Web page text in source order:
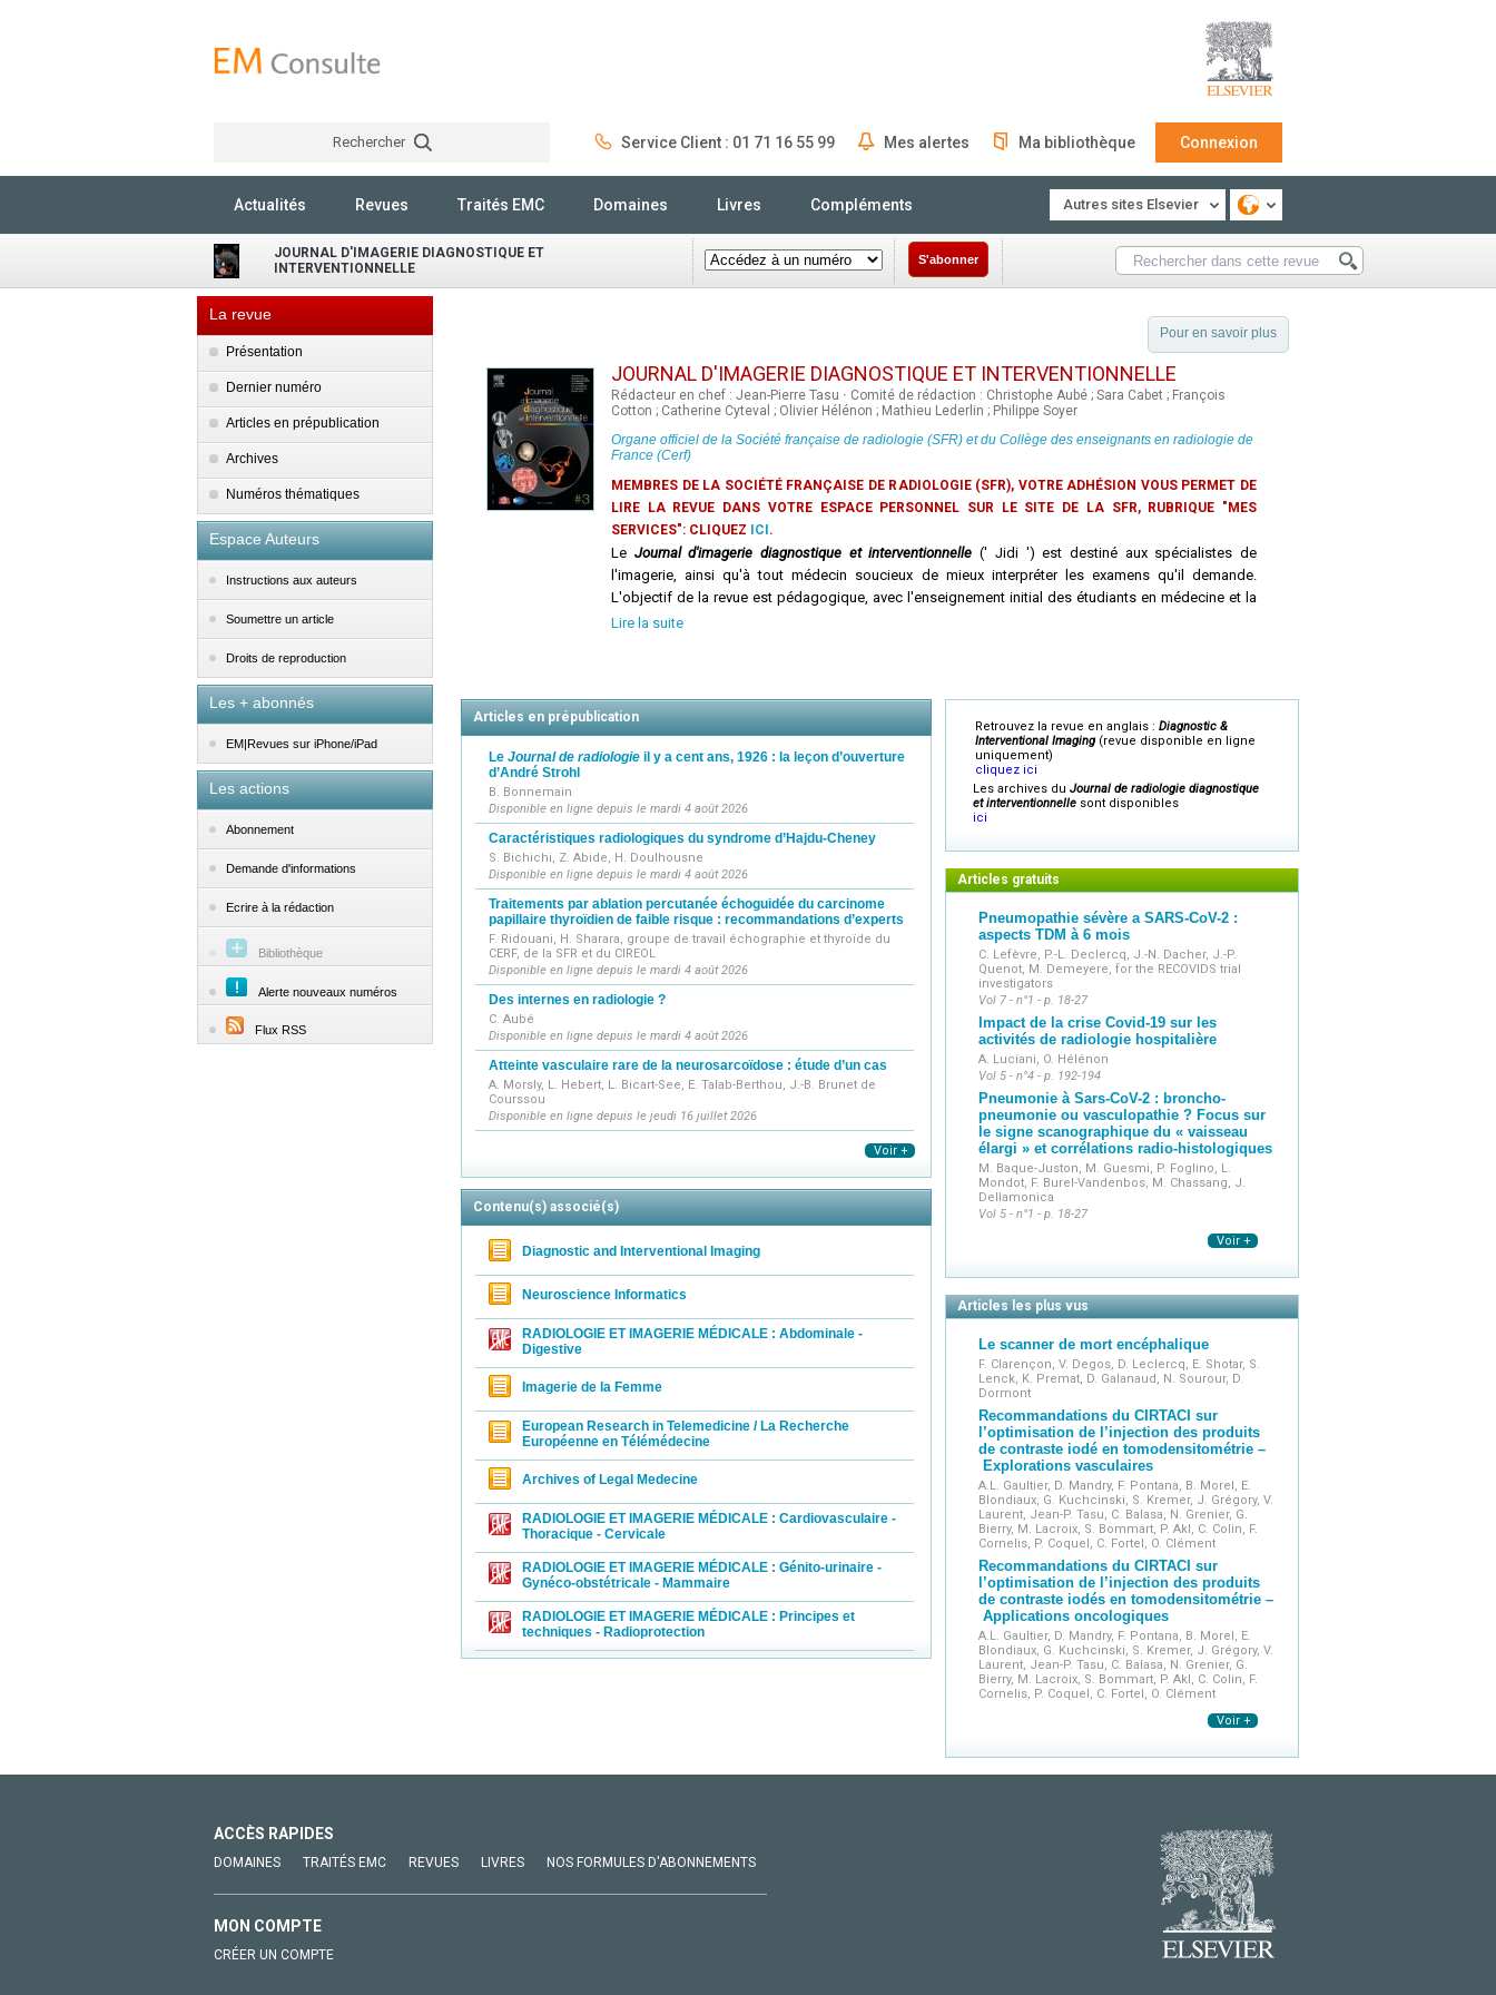
Rechercher Service Client : 01 71 16 55 99 Mes alertes Ma bibliothèque Connexion
Actualités Revues Traités EMC Domaines Livres Compléments Autres sites Elsevier
JOURNAL D'IMAGERIE DIAGNOSTIQUE ET
INTERVENTIONNELLE
S'abonner
La revue
Présentation
Dernier numéro
Articles en prépublication
Archives
Numéros thématiques
Espace Auteurs
Instructions aux auteurs
Soumettre un article
Droits de reproduction
Les + abonnés
EM|Revues sur iPhone/iPad
Les actions
Abonnement
Demande d'informations
Ecrire à la rédaction
Bibliothèque
Alerte nouveaux numéros
Flux RSS
Pour en savoir plus
JOURNAL D'IMAGERIE DIAGNOSTIQUE ET INTERVENTIONNELLE
Rédacteur en chef : Jean-Pierre Tasu · Comité de rédaction : Christophe Aubé ; Sara Cabet ; François
Cotton ; Catherine Cyteval ; Olivier Hélénon ; Mathieu Lederlin ; Philippe Soyer
Organe officiel de la Société française de radiologie (SFR) et du Collège des enseignants en radiologie de
France (Cerf)
MEMBRES DE LA SOCIÉTÉ FRANÇAISE DE RADIOLOGIE (SFR), VOTRE ADHÉSION VOUS PERMET DE
LIRE LA REVUE DANS VOTRE ESPACE PERSONNEL SUR LE SITE DE LA SFR, RUBRIQUE "MES
SERVICES": CLIQUEZ
ICI .
Le Journal d'imagerie diagnostique et interventionnelle (' Jidi ') est destiné aux spécialistes de
l'imagerie, ainsi qu'à tout médecin soucieux de mieux interpréter les examens qu'il demande.
L'objectif de la revue est pédagogique, avec l'enseignement initial des étudiants en médecine et la
formation continue dans le cadre de l'enseignement postuniversitaire. Les articles concernent tous
LeJournal d'imagerie diagnostique et interventionnelle
court, allant de points techniques ou sémiologiques à des sujets sur la vie professionnelle, mais
aussi des revues exhaustives sur un sujet particulier.
Lire la suite
Articles en prépublication
Le Journal de radiologie il y a cent ans, 1926 : la leçon d’ouverture
d’André Strohl
B. Bonnemain
Disponible en ligne depuis le mardi 4 août 2026
Caractéristiques radiologiques du syndrome d’Hajdu-Cheney
S. Bichichi, Z. Abide, H. Doulhousne
Disponible en ligne depuis le mardi 4 août 2026
Traitements par ablation percutanée échoguidée du carcinome
papillaire thyroïdien de faible risque : recommandations d’experts
F. Ridouani, H. Sharara, groupe de travail échographie et thyroïde du
CERF, de la SFR et du CIREOL
Disponible en ligne depuis le mardi 4 août 2026
Des internes en radiologie ?
C. Aubé
Disponible en ligne depuis le mardi 4 août 2026
Atteinte vasculaire rare de la neurosarcoïdose : étude d’un cas
A. Morsly, L. Hebert, L. Bicart-See, E. Talab-Berthou, J.-B. Brunet de
Courssou
Disponible en ligne depuis le jeudi 16 juillet 2026
Voir +
Contenu(s) associé(s)
Diagnostic and Interventional Imaging
Neuroscience Informatics
RADIOLOGIE ET IMAGERIE MÉDICALE : Abdominale -
Digestive
Imagerie de la Femme
European Research in Telemedicine / La Recherche
Européenne en Télémédecine
Archives of Legal Medecine
RADIOLOGIE ET IMAGERIE MÉDICALE : Cardiovasculaire -
Thoracique - Cervicale
RADIOLOGIE ET IMAGERIE MÉDICALE : Génito-urinaire -
Gynéco-obstétricale - Mammaire
RADIOLOGIE ET IMAGERIE MÉDICALE : Principes et
techniques - Radioprotection
Retrouvez la revue en anglais : Diagnostic &
Interventional Imaging (revue disponible en ligne
uniquement)
cliquez ici
Les archives du Journal de radiologie diagnostique
et interventionnelle sont disponibles
ici
Articles gratuits
Pneumopathie sévère a SARS-CoV-2 :
aspects TDM à 6 mois
C. Lefèvre, P.-L. Declercq, J.-N. Dacher, J.-P.
Quenot, M. Demeyere, for the RECOVIDS trial
investigators
Vol 7 - n°1 - p. 18-27
Impact de la crise Covid-19 sur les
activités de radiologie hospitalière
A. Luciani, O. Hélénon
Vol 5 - n°4 - p. 192-194
Pneumonie à Sars-CoV-2 : broncho-
pneumonie ou vasculopathie ? Focus sur
le signe scanographique du « vaisseau
élargi » et corrélations radio-histologiques
M. Baque-Juston, M. Guesmi, P. Foglino, L.
Mondot, F. Burel-Vandenbos, M. Chassang, J.
Dellamonica
Vol 5 - n°1 - p. 18-27
Voir +
Articles les plus vus
Le scanner de mort encéphalique
F. Clarençon, V. Degos, D. Leclercq, E. Shotar, S.
Lenck, K. Premat, D. Galanaud, N. Sourour, D.
Dormont
Recommandations du CIRTACI sur
l’optimisation de l’injection des produits
de contraste iodé en tomodensitométrie –
Explorations vasculaires
A.L. Gaultier, D. Mandry, F. Pontana, B. Morel, E.
Blondiaux, G. Kuchcinski, S. Kremer, J. Grégory, V.
Laurent, Jean-P. Tasu, C. Balasa, N. Grenier, G.
Bierry, M. Lacroix, S. Bommart, P. Akl, C. Colin, F.
Cornelis, P. Coquel, C. Fortel, O. Clément
Recommandations du CIRTACI sur
l’optimisation de l’injection des produits
de contraste iodés en tomodensitométrie –
Applications oncologiques
A.L. Gaultier, D. Mandry, F. Pontana, B. Morel, E.
Blondiaux, G. Kuchcinski, S. Kremer, J. Grégory, V.
Laurent, Jean-P. Tasu, C. Balasa, N. Grenier, G.
Bierry, M. Lacroix, S. Bommart, P. Akl, C. Colin, F.
Cornelis, P. Coquel, C. Fortel, O. Clément
Voir +
ACCÈS RAPIDES
DOMAINES TRAITÉS EMC REVUES LIVRES NOS FORMULES D'ABONNEMENTS
MON COMPTE
CRÉER UN COMPTE